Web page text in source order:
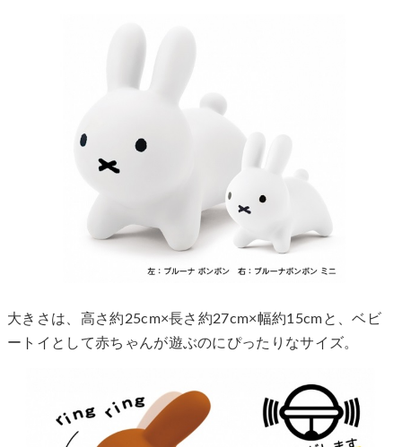
大きさは、高さ約25cm×長さ約27cm×幅約15cmと、ベビ
ートイとして赤ちゃんが遊ぶのにぴったりなサイズ。